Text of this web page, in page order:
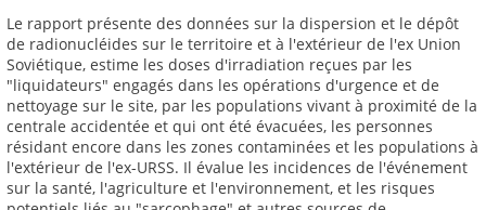
Le rapport présente des données sur la dispersion et le dépôt
de radionucléides sur le territoire et à l'extérieur de l'ex Union
Soviétique, estime les doses d'irradiation reçues par les
"liquidateurs" engagés dans les opérations d'urgence et de
nettoyage sur le site, par les populations vivant à proximité de la
centrale accidentée et qui ont été évacuées, les personnes
résidant encore dans les zones contaminées et les populations à
l'extérieur de l'ex-URSS. Il évalue les incidences de l'événement
sur la santé, l'agriculture et l'environnement, et les risques